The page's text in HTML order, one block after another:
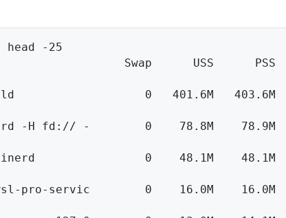
-25